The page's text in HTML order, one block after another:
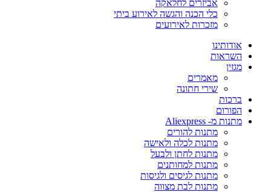
אביזרים לחלאקה
כלי הכנה והגשה לאירוע ביתי
מזכרות לאירועים
אודותינו
השראות
מגזין
מאמרים
שירי חתונה
ברכות
הפורום
מתנות מ- Aliexpress
מתנות להורים
מתנות לכלה ולאישה
מתנות לחתן ולבעל
מתנות למחותנים
מתנות לגיסים ולגיסות
מתנות לבת מצווה